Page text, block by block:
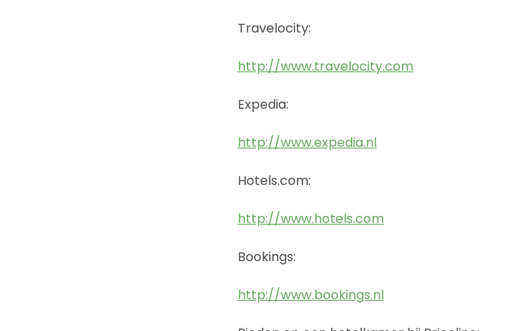
Travelocity:
http://www.travelocity.com
Expedia:
http://www.expedia.nl
Hotels.com:
http://www.hotels.com
Bookings:
http://www.bookings.nl